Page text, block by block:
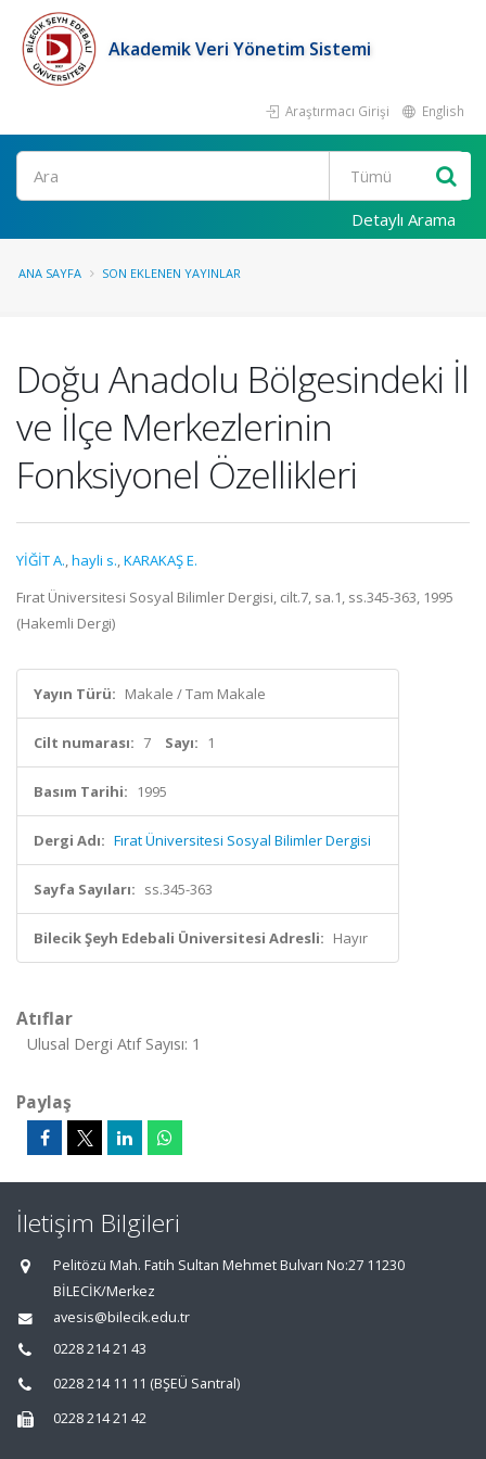
Akademik Veri Yönetim Sistemi
Araştırmacı Girişi English
Ara
Detaylı Arama
ANA SAYFA SON EKLENEN YAYINLAR
Doğu Anadolu Bölgesindeki İl
ve İlçe Merkezlerinin
Fonksiyonel Özellikleri
YİĞİT A.,hayli s.,KARAKAŞ E.
Fırat Üniversitesi Sosyal Bilimler Dergisi, cilt.7, sa.1, ss.345-363, 1995
(Hakemli Dergi)
Yayın Türü: Makale / Tam Makale
Cilt numarası: 7 Sayı: 1
Basım Tarihi: 1995
Dergi Adı: Fırat Üniversitesi Sosyal Bilimler Dergisi
Sayfa Sayıları: ss.345-363
Bilecik Şeyh Edebali Üniversitesi Adresli: Hayır
Atıflar
Ulusal Dergi Atıf Sayısı: 1
Paylaş
İletişim Bilgileri
Pelitözü Mah. Fatih Sultan Mehmet Bulvarı No:27 11230
BİLECİK/Merkez
avesis@bilecik.edu.tr
0228 214 21 43
0228 214 11 11 (BŞEÜ Santral)
0228 214 21 42